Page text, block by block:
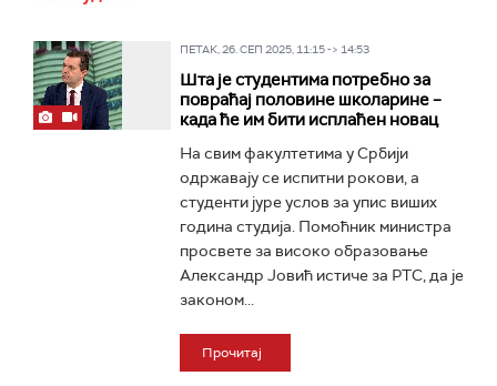
ПЕТАК, 26. СЕП 2025, 11:15 -> 14:53
Шта је студентима потребно за
повраћај половине школарине –
када ће им бити исплаћен новац
На свим факултетима у Србији
одржавају се испитни рокови, а
студенти јуре услов за упис виших
година студија. Помоћник министра
просвете за високо образовање
Александр Јовић истиче за РТС, да је
законом...
Прочитај